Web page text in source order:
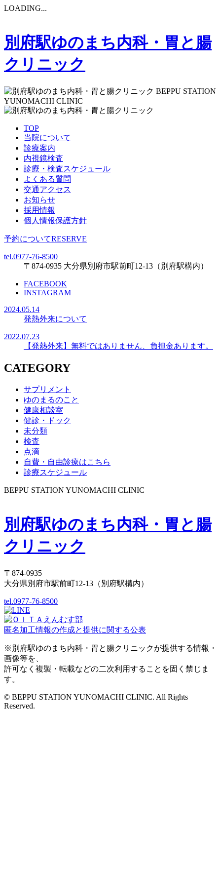
LOADING...
別府駅ゆのまち内科・胃と腸
クリニック
BEPPU STATION
YUNOMACHI CLINIC
TOP
当院について
診療案内
内視鏡検査
診療・検査スケジュール
よくある質問
交通アクセス
お知らせ
採用情報
個人情報保護方針
予約についてRESERVE
tel.0977-76-8500
〒874-0935 大分県別府市駅前町12-13（別府駅構内）
FACEBOOK
INSTAGRAM
2024.05.14
発熱外来について
2022.07.23
【発熱外来】無料ではありません、負担金あります。
CATEGORY
サプリメント
ゆのまるのこと
健康相談室
健診・ドック
未分類
検査
点滴
自費・自由診療はこちら
診療スケジュール
BEPPU STATION YUNOMACHI CLINIC
別府駅ゆのまち内科・胃と腸
クリニック
〒874-0935
大分県別府市駅前町12-13（別府駅構内）
tel.0977-76-8500
匿名加工情報の作成と提供に関する公表
※別府駅ゆのまち内科・胃と腸クリニックが提供する情報・
画像等を、
許可なく複製・転載などの二次利用することを固く禁じま
す。
© BEPPU STATION YUNOMACHI CLINIC. All Rights
Reserved.